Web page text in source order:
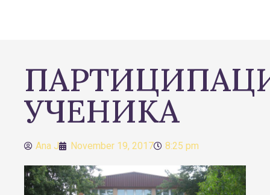
УЧЕНИКА
Ana J November 19, 2017 8:25 pm